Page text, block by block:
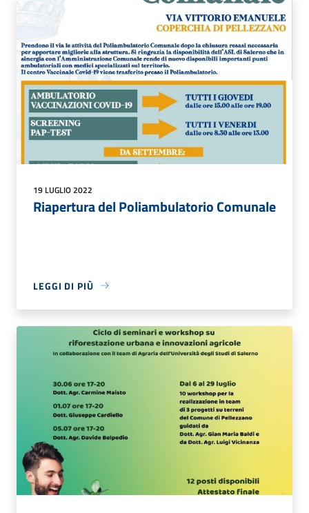
19 LUGLIO 2022
Riapertura del Poliambulatorio Comunale
LEGGI DI PIÙ